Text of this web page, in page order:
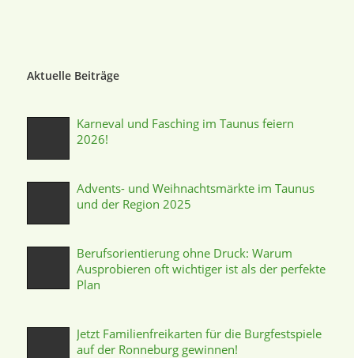
Aktuelle Beiträge
Karneval und Fasching im Taunus feiern
2026!
Advents- und Weihnachtsmärkte im Taunus
und der Region 2025
Berufsorientierung ohne Druck: Warum
Ausprobieren oft wichtiger ist als der perfekte
Plan
Jetzt Familienfreikarten für die Burgfestspiele
auf der Ronneburg gewinnen!